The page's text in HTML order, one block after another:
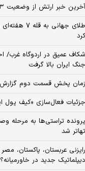
آخرین خبر ارتش از وضعیت ۳ خلبان عملیات العدید
طلای جهانی
کرد
شکاف عمیق در اردوگاه غرب/
جنگ ایران بالا گرفت
زمان پخش قسمت دوم گزارش
جزئیات فعال‌سازی «کیف پول
تهاتر شد
رایزنی عربستان، پاکستان، مصر
دیپلماتیک جدید در خاورمیانه؟